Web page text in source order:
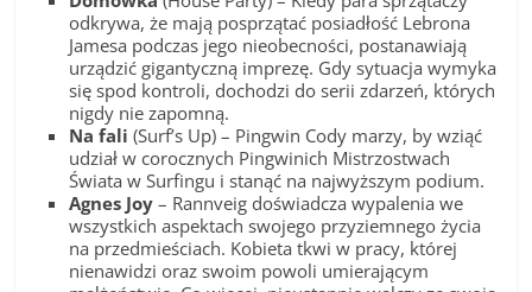
odkrywa, że ​​mają posprzątać posiadłość Lebrona
Jamesa podczas jego nieobecności, postanawiają
urządzić gigantyczną imprezę. Gdy sytuacja wymyka
się spod kontroli, dochodzi do serii zdarzeń, których
nigdy nie zapomną.
Na fali (Surf’s Up) – Pingwin Cody marzy, by wziąć
udział w corocznych Pingwinich Mistrzostwach
Świata w Surfingu i stanąć na najwyższym podium.
Agnes Joy – Rannveig doświadcza wypalenia we
wszystkich aspektach swojego przyziemnego życia
na przedmieściach. Kobieta tkwi w pracy, której
nienawidzi oraz swoim powoli umierającym